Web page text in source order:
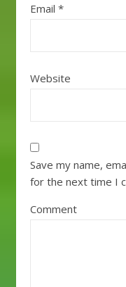
Email *
Website
Save my name,
for the next time I
Comment